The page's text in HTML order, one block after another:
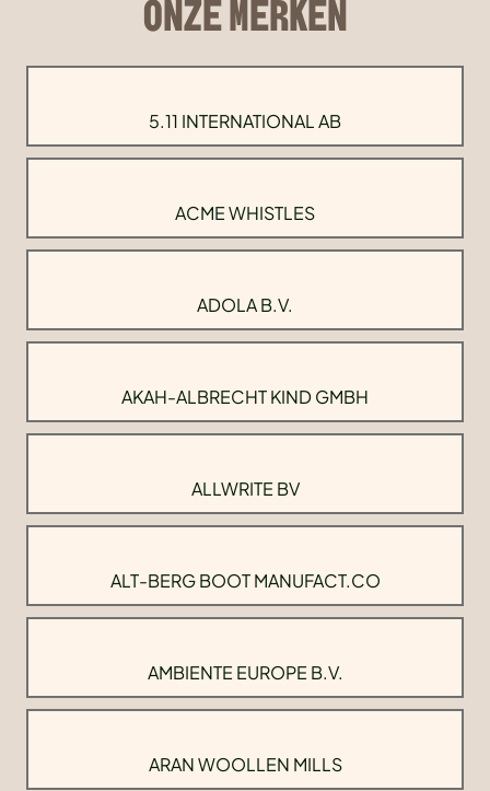
ONZE MERKEN
5.11 INTERNATIONAL AB
ACME WHISTLES
ADOLA B.V.
AKAH-ALBRECHT KIND GMBH
ALLWRITE BV
ALT-BERG BOOT MANUFACT.CO
AMBIENTE EUROPE B.V.
ARAN WOOLLEN MILLS